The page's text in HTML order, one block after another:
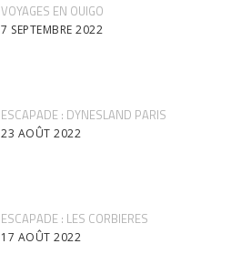
VOYAGES EN OUIGO
7 SEPTEMBRE 2022
ESCAPADE : DYNESLAND PARIS
23 AOÛT 2022
ESCAPADE : LES CORBIERES
17 AOÛT 2022